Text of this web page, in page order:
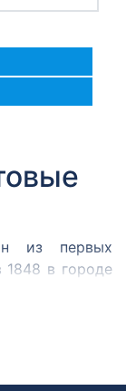
из первых
1848 в городе
его работу